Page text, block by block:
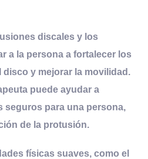
discales y los
a la persona a fortalecer los
y mejorar la movilidad .
puede ayudar a
seguros para una persona,
de la protusión.
físicas suaves, como el